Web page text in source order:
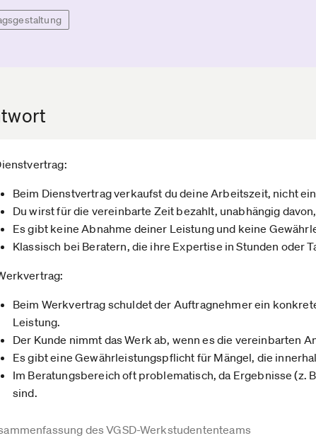
Beim Dienstvertrag verkaufst du deine Arbeitszeit, nicht
Du wirst für die vereinbarte Zeit bezahlt, unabhängig
Es gibt keine Abnahme deiner Leistung und keine
Klassisch bei Beratern, die ihre Expertise in Stunden oder
Beim Werkvertrag schuldet der Auftragnehmer ein
Leistung.
Der Kunde nimmt das Werk ab, wenn es die vereinbarten
Es gibt eine Gewährleistungspflicht für Mängel, die
Im Beratungsbereich oft problematisch, da Ergebnisse
sind.
des VGSD-Werkstudententeams